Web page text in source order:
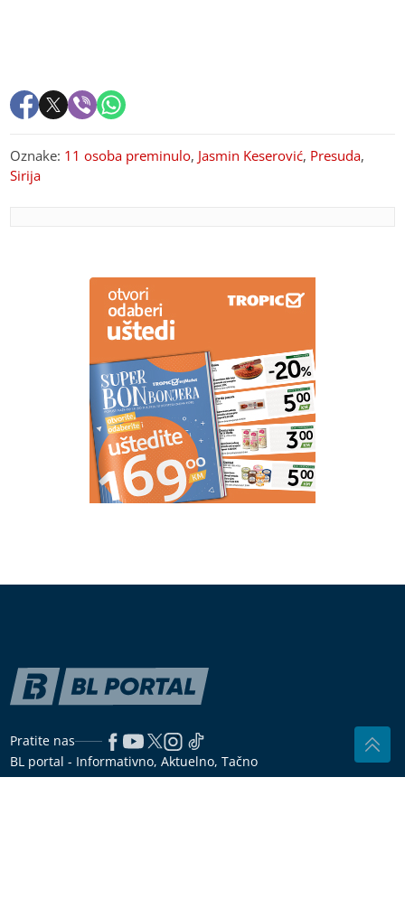
Oznake: 11 osoba preminulo, Jasmin Keserović, Presuda,
Sirija
Najsrećnije vijesti iz porodilišta: Srpska bogatija za
32 bebe, evo u kojem gradu je bilo najviše poroda